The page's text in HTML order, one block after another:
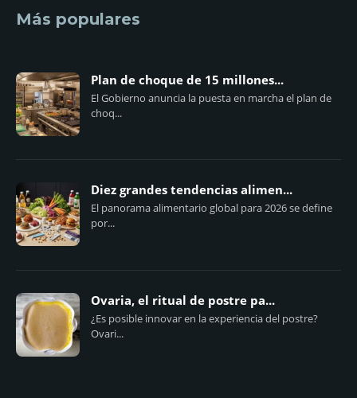
Más populares
Plan de choque de 15 millones...
El Gobierno anuncia la puesta en marcha el plan de
choq...
Diez grandes tendencias alimen...
El panorama alimentario global para 2026 se define
por...
Ovaria, el ritual de postre pa...
¿Es posible innovar en la experiencia del postre?
Ovari...